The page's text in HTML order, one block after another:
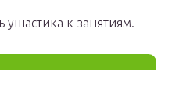
ушастика к занятиям.